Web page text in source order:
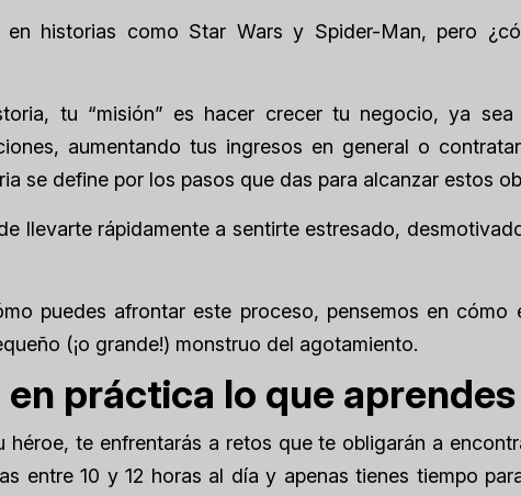
historias como Star Wars y Spider-Man, pero
tu “misión” es hacer crecer tu negocio, ya sea
aumentando tus ingresos en general o
se define por los pasos que das para alcanzar estos
llevarte rápidamente a sentirte estresado,
puedes afrontar este proceso, pensemos en cómo
(¡o grande!) monstruo del agotamiento.
práctica lo que aprendes
te enfrentarás a retos que te obligarán a
entre 10 y 12 horas al día y apenas tienes tiempo